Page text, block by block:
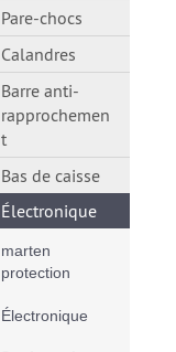
Pare-chocs
Calandres
Barre anti-
rapprochemen
t
Bas de caisse
Électronique
marten
protection
Électronique